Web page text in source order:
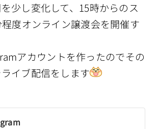
少し変化して、15時からのス
度オンライン譲渡会を開催す
アカウントを作ったのでその
イブ配信をします